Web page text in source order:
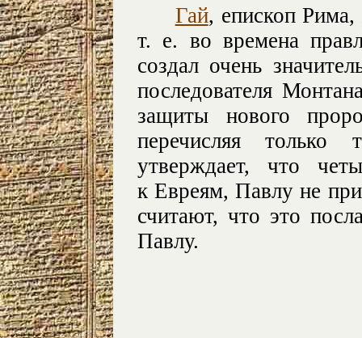
Гай, епископ
т. е. во времена
создал очень
последователя
защиты нового
перечисляя только
утверждает, что
к Евреям, Павлу не
считают, что это
Павлу.